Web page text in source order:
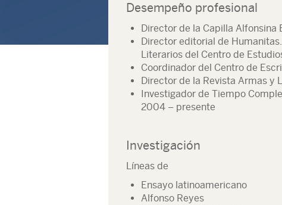
Desempeño profesional
Director de la Capilla Alfonsina
Director editorial de
Literarios del Centro de
Coordinador del Centro de
Director de la Revista Armas y
Investigador de Tiempo
2004 – presente
Investigación
Líneas de
Ensayo latinoamericano
Alfonso Reyes